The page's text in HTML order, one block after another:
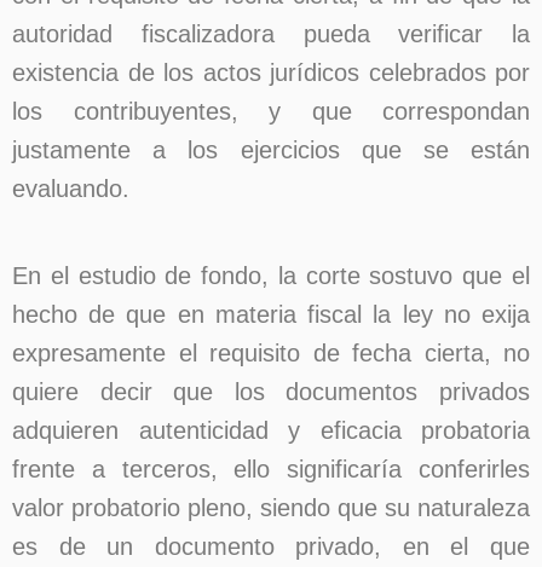
autoridad fiscalizadora pueda verificar la
existencia de los actos jurídicos celebrados por
los contribuyentes, y que correspondan
justamente a los ejercicios que se están
evaluando.
En el estudio de fondo, la corte sostuvo que el
hecho de que en materia fiscal la ley no exija
expresamente el requisito de fecha cierta, no
quiere decir que los documentos privados
adquieren autenticidad y eficacia probatoria
frente a terceros, ello significaría conferirles
valor probatorio pleno, siendo que su naturaleza
es de un documento privado, en el que